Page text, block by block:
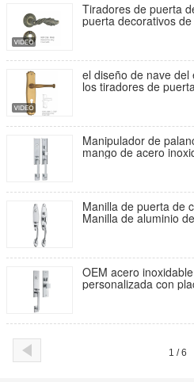
Tiradores de puerta
puerta decorativos
el diseño de nave del
los tiradores de
Manipulador de
mango de acero
Manilla de puerta de
Manilla de aluminio
OEM acero
personalizada con
1 / 6